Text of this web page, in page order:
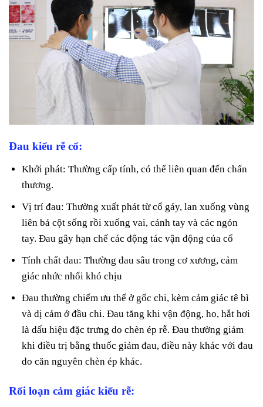
Đau kiểu rễ cổ:
Khởi phát: Thường cấp tính, có thể liên quan đến chấn
thương.
Vị trí đau: Thường xuất phát từ cổ gáy, lan xuống vùng
liên bả cột sống rồi xuống vai, cánh tay và các ngón
tay. Đau gây hạn chế các động tác vận động của cổ
Tính chất đau: Thường đau sâu trong cơ xương, cảm
giác nhức nhối khó chịu
Đau thường chiếm ưu thế ở gốc chi, kèm cảm giác tê bì
và dị cảm ở đầu chi. Đau tăng khi vận động, ho, hắt hơi
là dấu hiệu đặc trưng do chèn ép rễ. Đau thường giảm
khi điều trị bằng thuốc giảm đau, điều này khác với đau
do căn nguyên chèn ép khác.
Rối loạn cảm giác kiểu rễ: